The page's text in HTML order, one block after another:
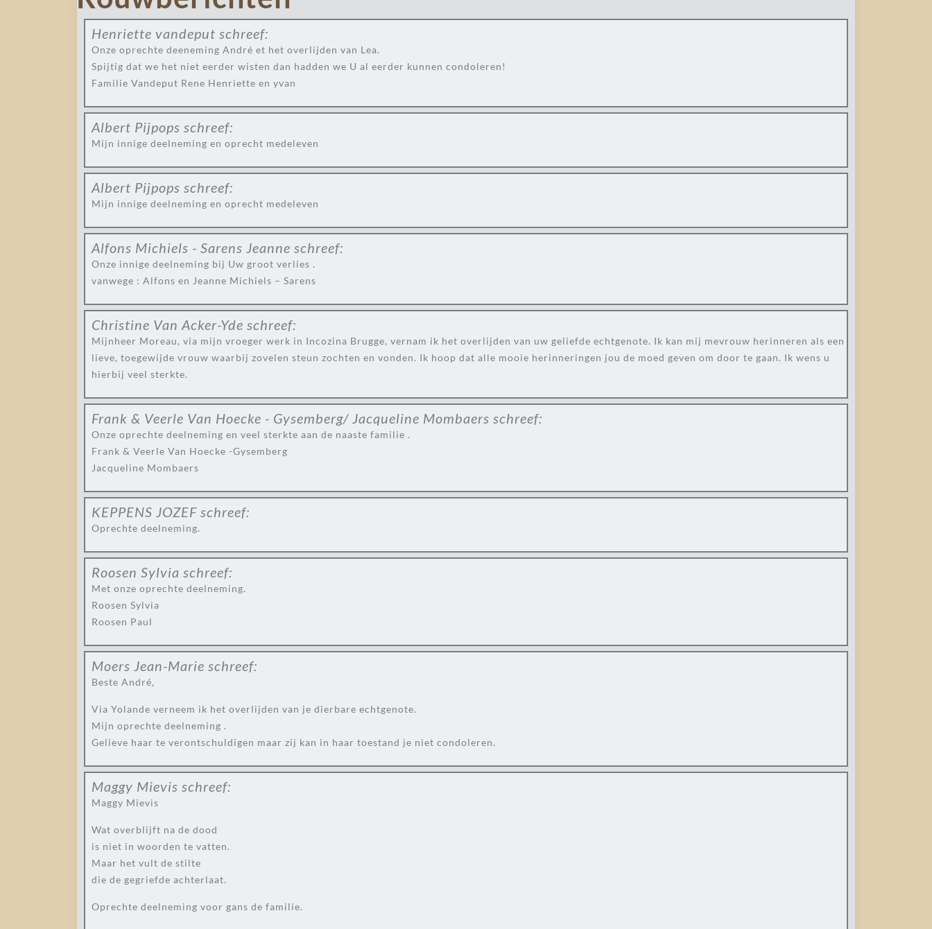
Henriette vandeput schreef:
Onze oprechte deeneming André et het overlijden van Lea.
Spijtig dat we het niet eerder wisten dan hadden we U al eerder kunnen condoleren!
Familie Vandeput Rene Henriette en yvan
Albert Pijpops schreef:
Mijn innige deelneming en oprecht medeleven
Albert Pijpops schreef:
Mijn innige deelneming en oprecht medeleven
Alfons Michiels - Sarens Jeanne schreef:
Onze innige deelneming bij Uw groot verlies .
vanwege : Alfons en Jeanne Michiels – Sarens
Christine Van Acker-Yde schreef:
Mijnheer Moreau, via mijn vroeger werk in Incozina Brugge, vernam ik het overlijden van uw geliefde echtgenote. Ik kan mij mevrouw herinneren als een
lieve, toegewijde vrouw waarbij zovelen steun zochten en vonden. Ik hoop dat alle mooie herinneringen jou de moed geven om door te gaan. Ik wens u
hierbij veel sterkte.
Frank & Veerle Van Hoecke - Gysemberg/ Jacqueline Mombaers schreef:
Onze oprechte deelneming en veel sterkte aan de naaste familie .
Frank & Veerle Van Hoecke -Gysemberg
Jacqueline Mombaers
KEPPENS JOZEF schreef:
Oprechte deelneming.
Roosen Sylvia schreef:
Met onze oprechte deelneming.
Roosen Sylvia
Roosen Paul
Moers Jean-Marie schreef:
Beste André,
Via Yolande verneem ik het overlijden van je dierbare echtgenote.
Mijn oprechte deelneming .
Gelieve haar te verontschuldigen maar zij kan in haar toestand je niet condoleren.
Maggy Mievis schreef:
Maggy Mievis
Wat overblijft na de dood
is niet in woorden te vatten.
Maar het vult de stilte
die de gegriefde achterlaat.
Oprechte deelneming voor gans de familie.